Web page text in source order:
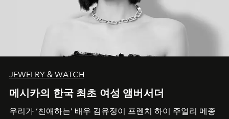
JEWELRY & WATCH
메시카의 한국 최초 여성 앰버서더
우리가 ‘친애하는’ 배우 김유정이 프렌치 하이 주얼리 메종